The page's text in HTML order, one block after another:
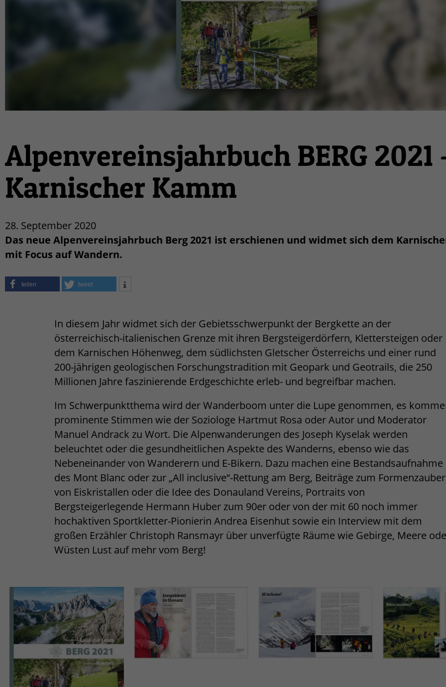
Alpenvereinsjahrbuch BERG 2021
Karnischer Kamm
28. September 2020
Das neue Alpenvereinsjahrbuch Berg 2021 ist erschienen und widmet sich dem
mit Focus auf Wandern.
teilen tweet
In diesem Jahr widmet sich der Gebietsschwerpunkt der Bergkette an der
österreichisch-italienischen Grenze mit ihren Bergsteigerdörfern, Klettersteigen oder
dem Karnischen Höhenweg, dem südlichsten Gletscher Österreichs und einer rund
200-jährigen geologischen Forschungstradition mit Geopark und Geotrails, die 250
Millionen Jahre faszinierende Erdgeschichte erleb- und begreifbar machen.
Im Schwerpunktthema wird der Wanderboom unter die Lupe genommen, es
prominente Stimmen wie der Soziologe Hartmut Rosa oder Autor und Moderator
Manuel Andrack zu Wort. Die Alpenwanderungen des Joseph Kyselak werden
beleuchtet oder die gesundheitlichen Aspekte des Wanderns, ebenso wie das
Nebeneinander von Wanderern und E-Bikern. Dazu machen eine Bestandsaufnahme
des Mont Blanc oder zur „All inclusive“-Rettung am Berg, Beiträge zum Formenzauber
von Eiskristallen oder die Idee des Donauland Vereins, Portraits von
Bergsteigerlegende Hermann Huber zum 90er oder von der mit 60 noch immer
hochaktiven Sportkletter-Pionierin Andrea Eisenhut sowie ein Interview mit dem
großen Erzähler Christoph Ransmayr über unverfügte Räume wie Gebirge, Meere
Wüsten Lust auf mehr vom Berg!